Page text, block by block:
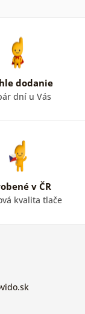
izby sú
zvolíte inú
rozhodnete
fantáziu a
radosť a
izby.
dodanie
dní u Vás
v ČR
kvalita tlače